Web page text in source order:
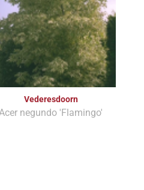
Vederesdoorn
negundo 'Flamingo'